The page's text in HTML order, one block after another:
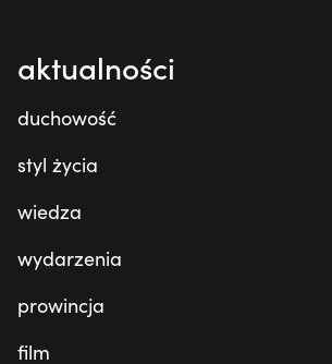
aktualności
duchowość
styl życia
wiedza
wydarzenia
prowincja
film